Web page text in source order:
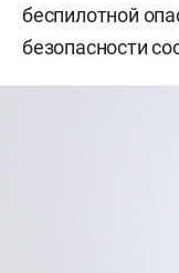
беспилотной
безопасности